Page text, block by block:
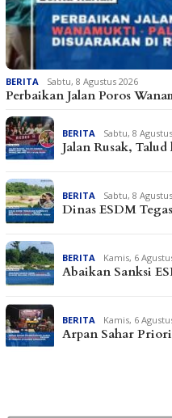
BERITA Sabtu, 8 Agustus 2026
Perbaikan Jalan Poros
BERITA Sabtu, 8
Jalan Rusak,
BERITA Sabtu, 8
Dinas ESDM
BERITA Kamis, 6
Abaikan Sanksi
BERITA Kamis, 6
Arpan Sahar